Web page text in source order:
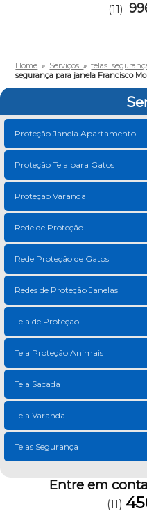
(11)
Home » Serviços»telas
segurança para janela Francisco
Proteção Janela Apartamento
Proteção Tela para Gatos
Proteção Varanda
Rede de Proteção
Rede Proteção de Gatos
Redes de Proteção Janelas
Tela de Proteção
Tela Proteção Animais
Tela Sacada
Tela Varanda
Telas Segurança
Entre em
(11)